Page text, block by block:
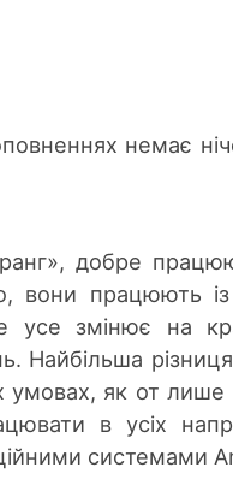
немає
добре
вони працюють
усе змінює на
Найбільша
як от лише
в усіх
системами